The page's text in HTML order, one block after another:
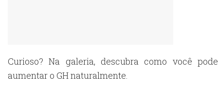
Curioso? Na galeria, descubra como você pode
aumentar o GH naturalmente.